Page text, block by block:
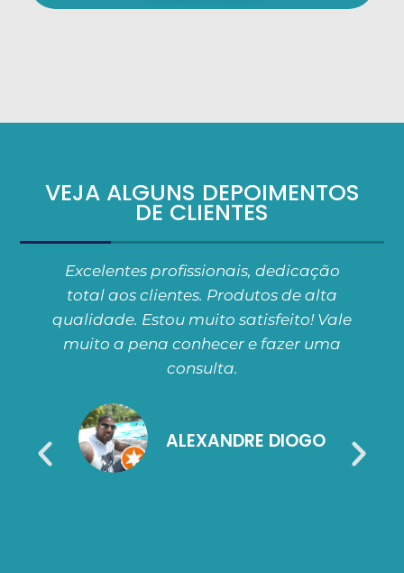
VEJA ALGUNS DEPOIMENTOS
DE CLIENTES
Excelentes profissionais, dedicação
total aos clientes. Produtos de alta
qualidade. Estou muito satisfeito! Vale
muito a pena conhecer e fazer uma
consulta.
ALEXANDRE DIOGO